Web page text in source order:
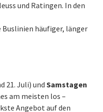
und Ratingen. In den
häufiger, länger
21. Juli) undSamstagen
am meisten los –
Angebot auf den